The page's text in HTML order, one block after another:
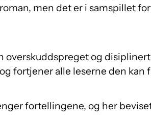
men det er i samspillet
overskuddspreget og
fortjener alle leserne den kan
fortellingene, og her